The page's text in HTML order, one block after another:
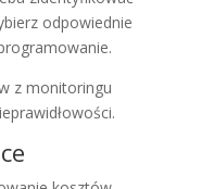
odpowiednie
z monitoringu